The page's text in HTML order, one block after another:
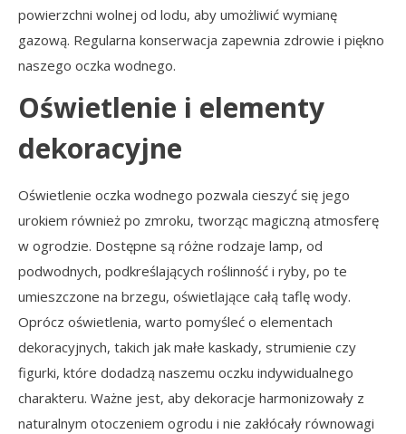
powierzchni wolnej od lodu, aby umożliwić wymianę
gazową. Regularna konserwacja zapewnia zdrowie i piękno
naszego oczka wodnego.
Oświetlenie i elementy
dekoracyjne
Oświetlenie oczka wodnego pozwala cieszyć się jego
urokiem również po zmroku, tworząc magiczną atmosferę
w ogrodzie. Dostępne są różne rodzaje lamp, od
podwodnych, podkreślających roślinność i ryby, po te
umieszczone na brzegu, oświetlające całą taflę wody.
Oprócz oświetlenia, warto pomyśleć o elementach
dekoracyjnych, takich jak małe kaskady, strumienie czy
figurki, które dodadzą naszemu oczku indywidualnego
charakteru. Ważne jest, aby dekoracje harmonizowały z
naturalnym otoczeniem ogrodu i nie zakłócały równowagi